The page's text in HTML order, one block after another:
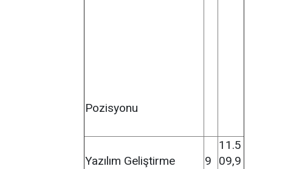
Pozisyonu
Yazılım Geliştirme 9
11.5
09,9